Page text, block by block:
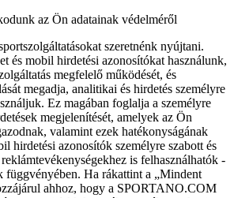
az Ön adatainak védelméről
szeretnénk nyújtani.
és mobil hirdetési azonosítókat használunk,
megfelelő működését, és
megadja, analitikai és hirdetés személyre
Ez magában foglalja a személyre
megjelenítését, amelyek az Ön
valamint ezek hatékonyságának
hirdetési azonosítók személyre szabott és
is felhasználhatók -
függvényében. Ha rákattint a „Mindent
ahhoz, hogy a SPORTANO.COM